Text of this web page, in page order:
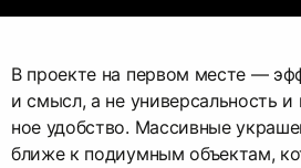
В проекте на первом месте —
и смысл, а не универсальность и
ное удобство. Массивные
ближе к подиумным объектам,